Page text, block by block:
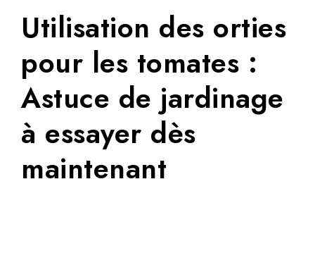
Utilisation des orties
pour les tomates :
Astuce de jardinage
à essayer dès
maintenant